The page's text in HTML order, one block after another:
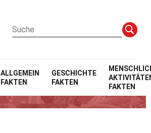
ALLGEMEIN
FAKTEN
GESCHICHTE
FAKTEN
FAKTEN